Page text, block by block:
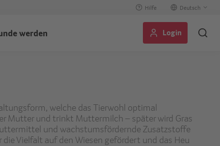
Hilfe
Select
your
language
werden Login
welche das Tierwohl optimal
Mutter und trinkt Muttermilch – später wird Gras
und wachstumsfördernde Zusatzstoffe
Vielfalt auf den Wiesen gefördert und das Heu